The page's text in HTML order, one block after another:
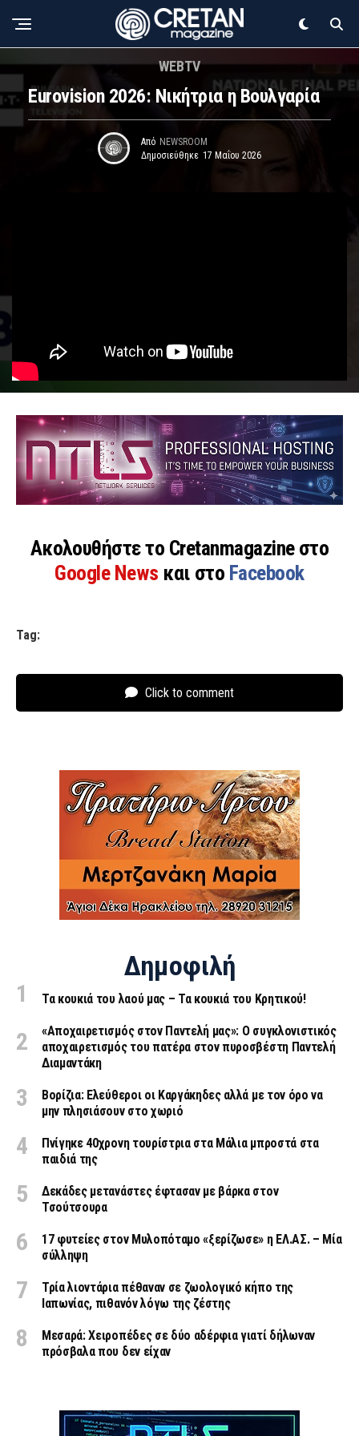
WEBTV
Eurovision 2026: Νικήτρια η Βουλγαρία
Από NEWSROOM
Δημοσιεύθηκε 17 Μαΐου 2026
Ακολουθήστε το Cretanmagazine στο
Google News και στο Facebook
Tag:
Click to comment
Δημοφιλή
Τα κουκιά του λαού μας – Τα κουκιά του Κρητικού!
«Aποχαιρετισμός στον Παντελή μας»: Ο συγκλονιστικός
αποχαιρετισμός του πατέρα στον πυροσβέστη Παντελή
Διαμαντάκη
Βορίζια: Ελεύθεροι οι Καργάκηδες αλλά με τον όρο να
μην πλησιάσουν στο χωριό
Πνίγηκε 40χρονη τουρίστρια στα Μάλια μπροστά στα
παιδιά της
Δεκάδες μετανάστες έφτασαν με βάρκα στον
Τσούτσουρα
17 φυτείες στον Μυλοπόταμο «ξερίζωσε» η ΕΛ.ΑΣ. – Μία
σύλληψη
Τρία λιοντάρια πέθαναν σε ζωολογικό κήπο της
Ιαπωνίας, πιθανόν λόγω της ζέστης
Μεσαρά: Χειροπέδες σε δύο αδέρφια γιατί δήλωναν
πρόσβαλα που δεν είχαν